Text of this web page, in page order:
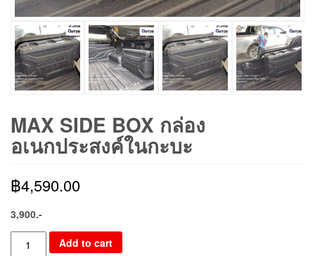
MAX SIDE BOX กล่อง
อเนกประสงค์ในกะบะ
฿4,590.00
3,900.-
Add to cart